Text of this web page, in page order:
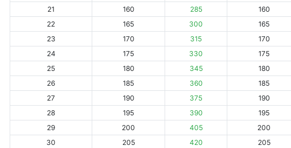
21
160 285 160
22
165 300 165
23
170 315 170
24
175 330 175
25
180 345 180
26
185 360 185
27
190 375 190
28
195 390 195
29
200 405 200
30
205 420 205